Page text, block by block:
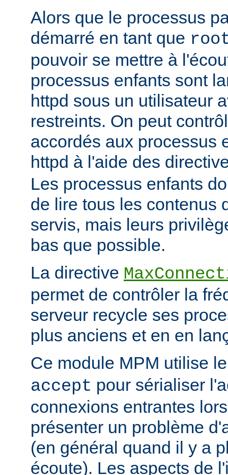
Alors que le processus
démarré en tant que
pouvoir se mettre à
processus enfants sont
httpd sous un utilisateur
restreints. On peut
accordés aux processus
httpd à l'aide des
Les processus enfants
de lire tous les contenus
servis, mais leurs
bas que possible.
La directive
permet de contrôler la
serveur recycle ses
plus anciens et en en
Ce module MPM utilise
accept pour sérialiser
connexions entrantes
présenter un problème
(en général quand il y a
écoute). Les aspects de